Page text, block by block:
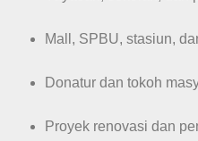
Mall, SPBU, stasiun,
Donatur dan tokoh
Proyek renovasi dan